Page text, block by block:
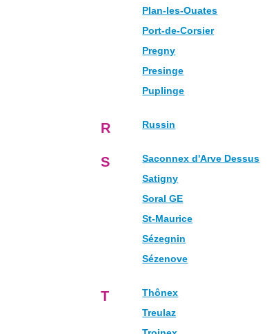
Plan-les-Ouates
Port-de-Corsier
Pregny
Presinge
Puplinge
R Russin
S
Saconnex d'Arve Dessus
Satigny
Soral GE
St-Maurice
Sézegnin
Sézenove
T
Thônex
Treulaz